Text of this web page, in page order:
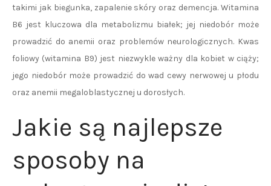
takimi jak biegunka, zapalenie skóry oraz demencja. Witamina
B6 jest kluczowa dla metabolizmu białek; jej niedobór może
prowadzić do anemii oraz problemów neurologicznych. Kwas
foliowy (witamina B9) jest niezwykle ważny dla kobiet w ciąży;
jego niedobór może prowadzić do wad cewy nerwowej u płodu
oraz anemii megaloblastycznej u dorosłych.
Jakie są najlepsze
sposoby na